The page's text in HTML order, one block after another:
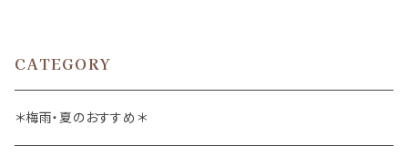
CATEGORY
＊梅雨・夏のおすすめ＊